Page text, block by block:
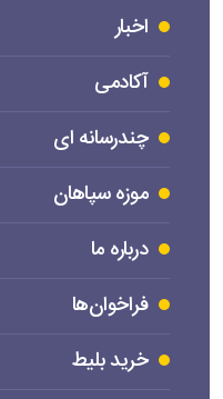
اخبار
آکادمی
چندرسانه ای
موزه سپاهان
درباره ما
فراخوان‌ها
خرید بلیط